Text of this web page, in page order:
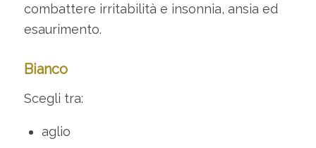
combattere irritabilità e insonnia, ansia ed
esaurimento.
Bianco
Scegli tra:
aglio